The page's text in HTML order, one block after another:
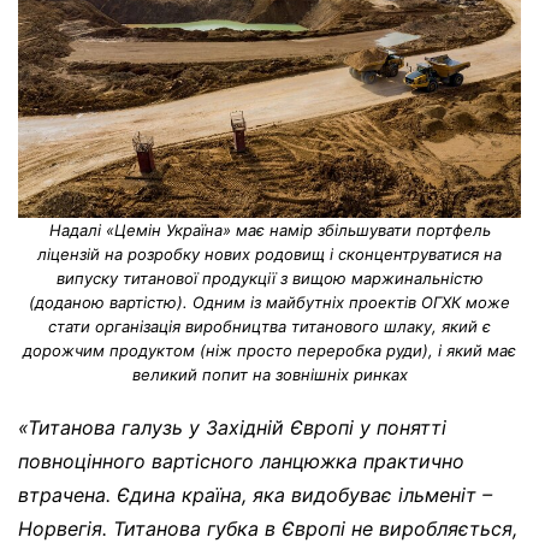
Надалі «Цемін Україна» має намір збільшувати портфель
ліцензій на розробку нових родовищ і сконцентруватися на
випуску титанової продукції з вищою маржинальністю
(доданою вартістю). Одним із майбутніх проектів ОГХК може
стати організація виробництва титанового шлаку, який є
дорожчим продуктом (ніж просто переробка руди), і який має
великий попит на зовнішніх ринках
«Титанова галузь у Західній Європі у понятті
повноцінного вартісного ланцюжка практично
втрачена. Єдина країна, яка видобуває ільменіт –
Норвегія. Титанова губка в Європі не виробляється,